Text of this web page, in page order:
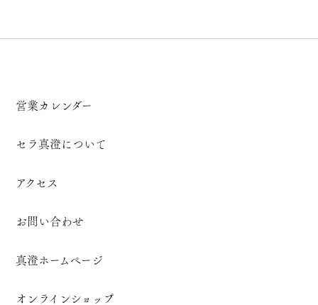
営業カレンダー
セラ真澄について
アクセス
お問い合わせ
真澄ホームページ
オンラインショップ